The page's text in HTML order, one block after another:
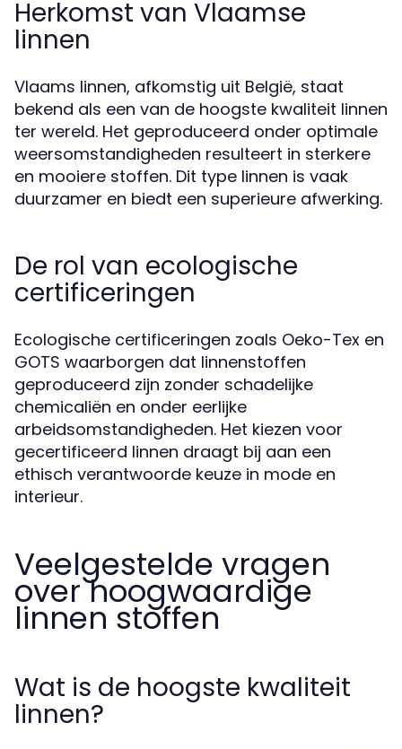
Herkomst van Vlaamse
linnen
Vlaams linnen, afkomstig uit België, staat
bekend als een van de hoogste kwaliteit linnen
ter wereld. Het geproduceerd onder optimale
weersomstandigheden resulteert in sterkere
en mooiere stoffen. Dit type linnen is vaak
duurzamer en biedt een superieure afwerking.
De rol van ecologische
certificeringen
Ecologische certificeringen zoals Oeko-Tex en
GOTS waarborgen dat linnenstoffen
geproduceerd zijn zonder schadelijke
chemicaliën en onder eerlijke
arbeidsomstandigheden. Het kiezen voor
gecertificeerd linnen draagt bij aan een
ethisch verantwoorde keuze in mode en
interieur.
Veelgestelde vragen
over hoogwaardige
linnen stoffen
Wat is de hoogste kwaliteit
linnen?